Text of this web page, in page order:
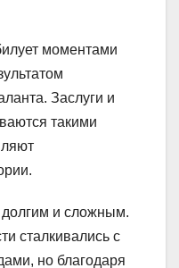
моментами
Заслуги и
такими
долгим и сложным.
сталкивались с
но благодаря